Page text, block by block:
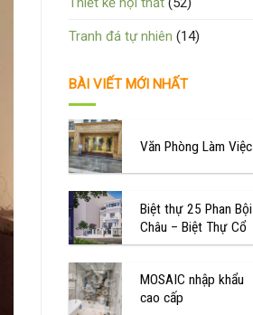
Tranh đá tự nhiên (14)
BÀI VIẾT MỚI NHẤT
Văn Phòng Làm Việc
Biệt thự 25 Phan Bội
Châu – Biệt Thự Cổ
MOSAIC nhập khẩu
cao cấp